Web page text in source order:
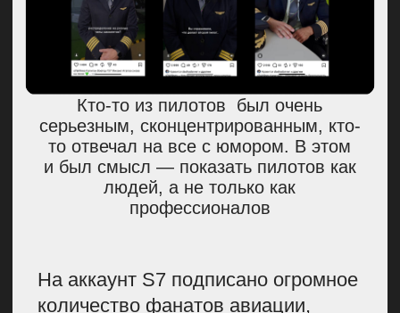
по Патриаршим прудам в новой
форме. Мы с бортпроводниками
и капитаном решили пойти
позавтракать. Конечно, люди
внимание прохожих
и интервьюеров. Многие
подходили к ним
сфотографироваться
и пообщаться. Такая активность
привлекла внимание к бренду
и подогрела интерес аудитории.